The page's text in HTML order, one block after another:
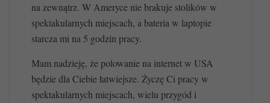
na zewnątrz. W Ameryce nie brakuje stolików w
spektakularnych miejscach, a bateria w laptopie
starcza mi na 5 godzin pracy.
Mam nadzieję, że polowanie na internet w USA
będzie dla Ciebie łatwiejsze. Życzę Ci pracy w
spektakularnych miejscach, wielu przygód i